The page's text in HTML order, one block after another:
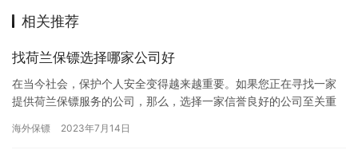
相关推荐
找荷兰保镖选择哪家公司好
在当今社会，保护个人安全变得越来越重要。如果您正在寻找一家
提供荷兰保镖服务的公司，那么，选择一家信誉良好的公司至关重
公…
海外保镖 2023年7月14日